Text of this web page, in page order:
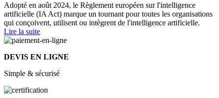
Adopté en août 2024, le Règlement européen sur l'intelligence
artificielle (IA Act) marque un tournant pour toutes les organisations
qui conçoivent, utilisent ou intègrent de l'intelligence artificielle.
Lire la suite
DEVIS EN LIGNE
Simple & sécurisé